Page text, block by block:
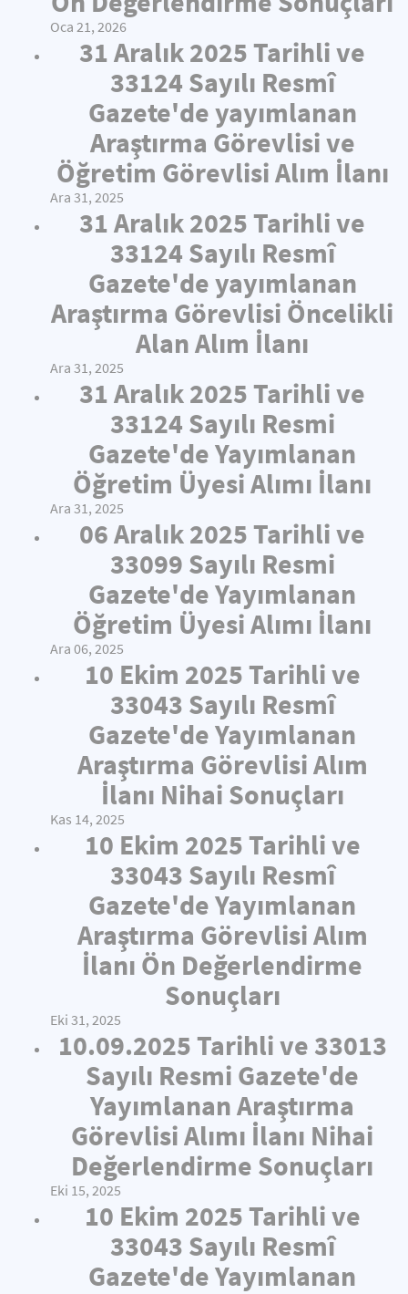
Oca 21, 2026
31 Aralık 2025 Tarihli ve
33124 Sayılı Resmî
Gazete'de yayımlanan
Araştırma Görevlisi ve
Öğretim Görevlisi Alım İlanı
Ara 31, 2025
31 Aralık 2025 Tarihli ve
33124 Sayılı Resmî
Gazete'de yayımlanan
Araştırma Görevlisi Öncelikli
Alan Alım İlanı
Ara 31, 2025
31 Aralık 2025 Tarihli ve
33124 Sayılı Resmi
Gazete'de Yayımlanan
Öğretim Üyesi Alımı İlanı
Ara 31, 2025
06 Aralık 2025 Tarihli ve
33099 Sayılı Resmi
Gazete'de Yayımlanan
Öğretim Üyesi Alımı İlanı
Ara 06, 2025
10 Ekim 2025 Tarihli ve
33043 Sayılı Resmî
Gazete'de Yayımlanan
Araştırma Görevlisi Alım
İlanı Nihai Sonuçları
Kas 14, 2025
10 Ekim 2025 Tarihli ve
33043 Sayılı Resmî
Gazete'de Yayımlanan
Araştırma Görevlisi Alım
İlanı Ön Değerlendirme
Sonuçları
Eki 31, 2025
10.09.2025 Tarihli ve 33013
Sayılı Resmi Gazete'de
Yayımlanan Araştırma
Görevlisi Alımı İlanı Nihai
Değerlendirme Sonuçları
Eki 15, 2025
10 Ekim 2025 Tarihli ve
33043 Sayılı Resmî
Gazete'de Yayımlanan